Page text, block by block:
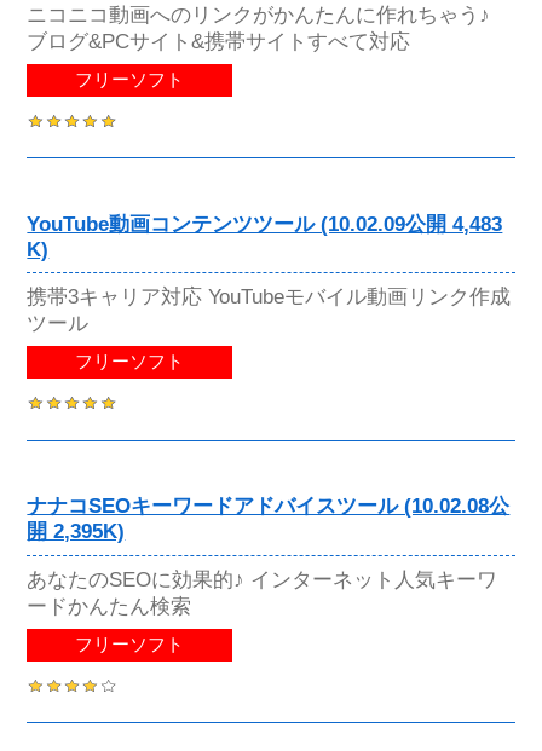
ニコニコ動画へのリンクがかんたんに作れちゃう♪
ブログ&PCサイト&携帯サイトすべて対応
フリーソフト
YouTube動画コンテンツツール (10.02.09公開 4,483
K)
携帯3キャリア対応 YouTubeモバイル動画リンク作成
ツール
フリーソフト
ナナコSEOキーワードアドバイスツール (10.02.08公
開 2,395K)
あなたのSEOに効果的♪ インターネット人気キーワ
ードかんたん検索
フリーソフト